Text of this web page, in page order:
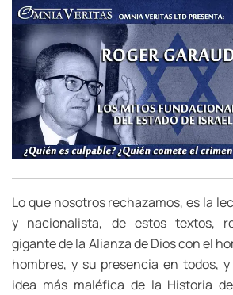
Lo que nosotros rechazamos, es la
y nacionalista, de estos textos,
gigante de la Alianza de Dios con el
hombres, y su presencia en todos,
idea más maléfica de la Historia